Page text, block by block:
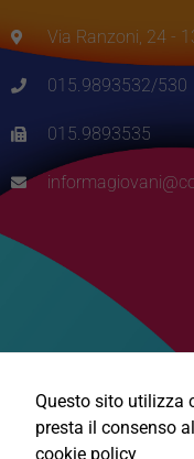
Via Ranzoni, 24 -
015.9893532/530
015.9893535
Questo sito utilizza
presta il consenso
cookie policy